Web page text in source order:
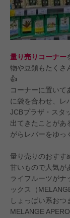
量り売りコーナー
物や豆類もたくさ
👍
コーナーに置いて
に袋を合わせ、レ
JCBプラザ・スタ
出てきたことがあ
がらレバーをゆっ
量り売りのおすす
甘いもので人気が
ライフルーツがナ
ックス（
しょっぱい系おつ
MELANGE